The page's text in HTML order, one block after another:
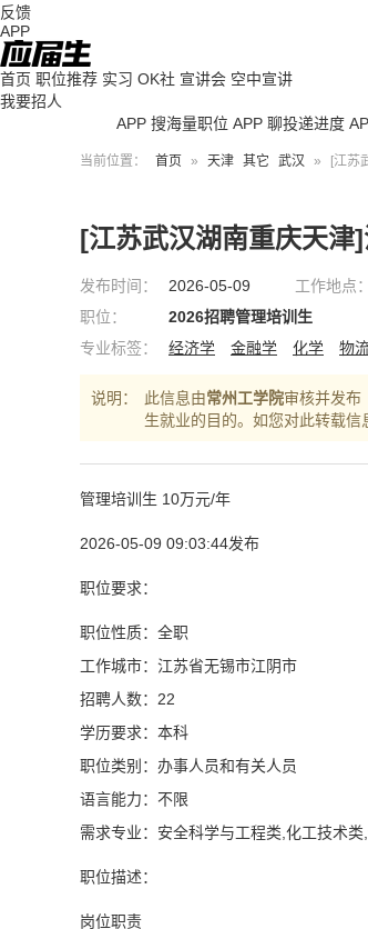
反馈
APP
首页 职位推荐 实习 OK社 宣讲会 空中宣讲
我要招人
APP 搜海量职位 APP 聊投递进度
当前位置： 首页 » 天津 其它 武汉 » [江苏
[江苏武汉湖南重庆天津
发布时间： 2026-05-09 工作地点：
职位：
2026招聘管理培训生
专业标签：
经济学 金融学 化学 物
说明： 此信息由常州工学院审核并发布
生就业的目的。如您对此转载
管理培训生 10万元/年
2026-05-09 09:03:44发布
职位要求：
职位性质：全职
工作城市：江苏省无锡市江阴市
招聘人数：22
学历要求：本科
职位类别：办事人员和有关人员
语言能力：不限
需求专业：安全科学与工程类,化工技术
职位描述：
岗位职责